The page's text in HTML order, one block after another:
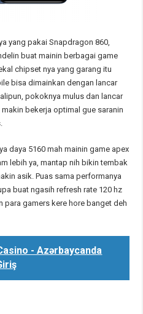
yang pakai Snapdragon 860,
buat mainin berbagai game
chipset nya yang garang itu
bisa dimainkan dengan lancar
pokoknya mulus dan lancar
bekerja optimal gue saranin
daya 5160 mah mainin game apex
lebih ya, mantap nih bikin tembak
asik. Puas sama performanya
buat ngasih refresh rate 120 hz
para gamers kere hore banget deh
- Azərbaycanda